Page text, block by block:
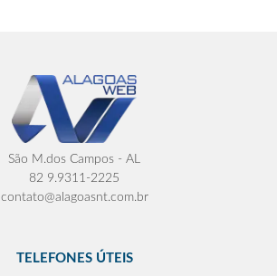
São M.dos Campos - AL
82 9.9311-2225
contato@alagoasnt.com.br
TELEFONES ÚTEIS